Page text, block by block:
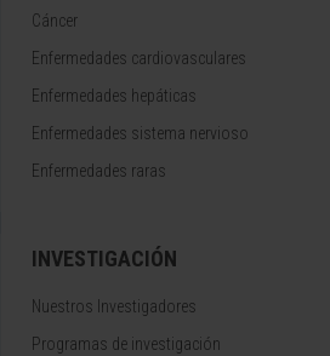
Cáncer
Enfermedades cardiovasculares
Enfermedades hepáticas
Enfermedades sistema nervioso
Enfermedades raras
INVESTIGACIÓN
Nuestros Investigadores
Programas de investigación